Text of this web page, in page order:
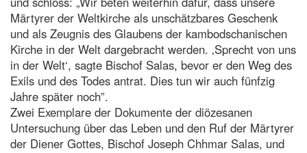
Märtyrer der Weltkirche als unschätzbares Geschenk
und als Zeugnis des Glaubens der kambodschanischen
Kirche in der Welt dargebracht werden. ‚Sprecht von uns
in der Welt‘, sagte Bischof Salas, bevor er den Weg des
Exils und des Todes antrat. Dies tun wir auch fünfzig
Jahre später noch”.
Zwei Exemplare der Dokumente der diözesanen
Untersuchung über das Leben und den Ruf der Märtyrer
der Diener Gottes, Bischof Joseph Chhmar Salas, und